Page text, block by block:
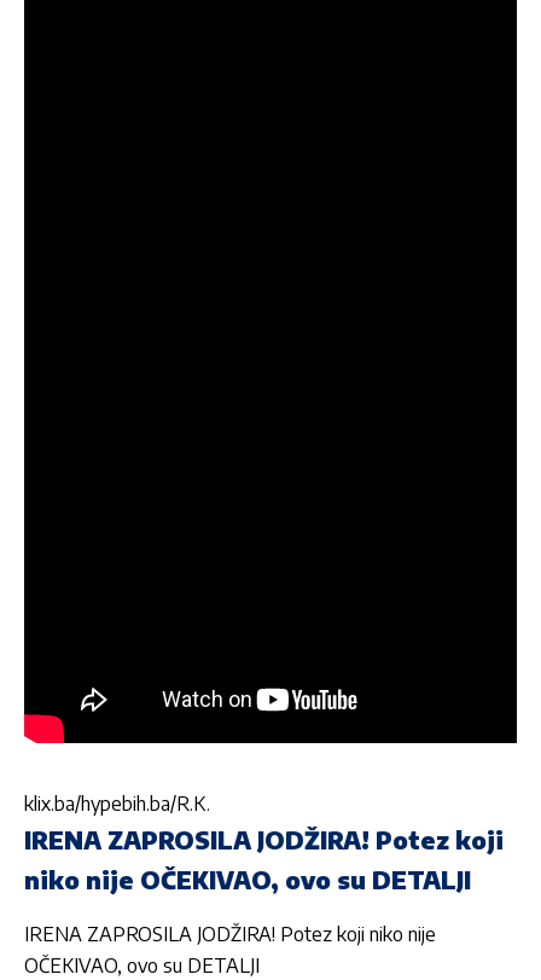
klix.ba/hypebih.ba/R.K.
IRENA ZAPROSILA JODŽIRA! Potez koji
niko nije OČEKIVAO, ovo su DETALJI
IRENA ZAPROSILA JODŽIRA! Potez koji niko nije
OČEKIVAO, ovo su DETALJI